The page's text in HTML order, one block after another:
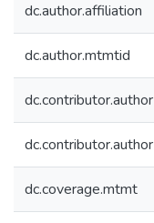
dc.author.affiliation
dc.author.mtmtid
dc.contributor.author
dc.contributor.author
dc.coverage.mtmt